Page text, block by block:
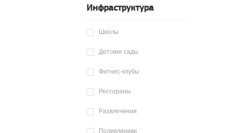
Инфраструктура
Школы
Детские сады
Фитнес-клубы
Рестораны
Развлечения
Поликлиники